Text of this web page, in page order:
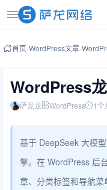
首页-WordPress文章-
WordPress
萨龙龙 WordPress 1个
基于 DeepSeek 大模
擎。在 WordPress 后
章、分类标签和导航